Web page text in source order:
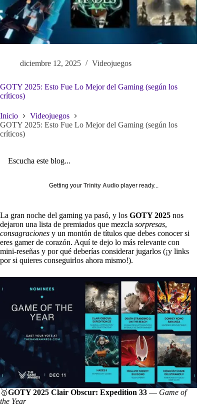
diciembre 12, 2025 Videojuegos
GOTY 2025: Esto Fue Lo Mejor del Gaming (según los
críticos)
Inicio
Videojuegos
GOTY 2025: Esto Fue Lo Mejor del Gaming (según los
críticos)
Escucha este blog...
Getting your Trinity Audio player ready...
La gran noche del gaming ya pasó, y los GOTY 2025 nos
dejaron una lista de premiados que mezcla sorpresas,
consagraciones y un montón de títulos que debes conocer si
eres gamer de corazón. Aquí te dejo lo más relevante con
mini-reseñas y por qué deberías considerar jugarlos (¡y links
por si quieres conseguirlos ahora mismo!).
🥇GOTY 2025 Clair Obscur: Expedition 33 — Game of
the Year